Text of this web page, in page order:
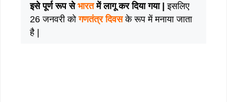
इसे पूर्ण रूप से भारतमें लागू कर दिया गया | इसलिए
26 जनवरी कोगणतंत्र दिवसके रूप में मनाया जाता
है |